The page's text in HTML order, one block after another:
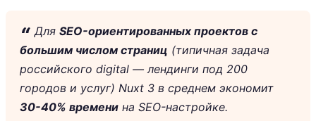
Для SEO-ориентированных проектов с
большим числом страниц (типичная задача
российского digital — лендинги под 200
городов и услуг) Nuxt 3 в среднем экономит
30-40% времени на SEO-настройке.